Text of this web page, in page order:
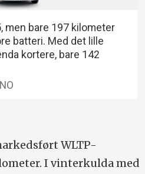
men bare 197 kilometer
batteri. Med det lille
kortere, bare 142
WLTP-
I vinterkulda med